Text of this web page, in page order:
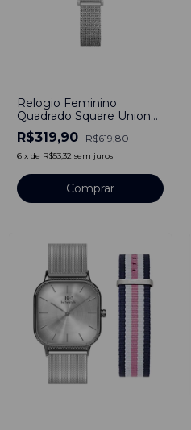
Relogio Feminino
Quadrado Square Union
Silver Aço Inoxidável
banhado a titânio
R$319,90 R$619,80
6 x de R$53,32 sem juros
Comprar